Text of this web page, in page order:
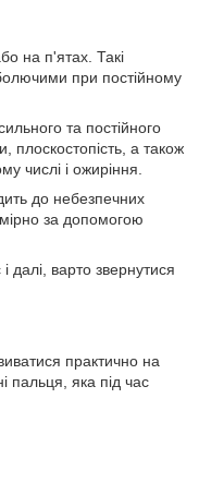
на п'ятах. Такі
при постійному
та постійного
плоскостопість, а також
числі і ожиріння.
до небезпечних
за допомогою
варто звернутися
практично на
пальця, яка під час